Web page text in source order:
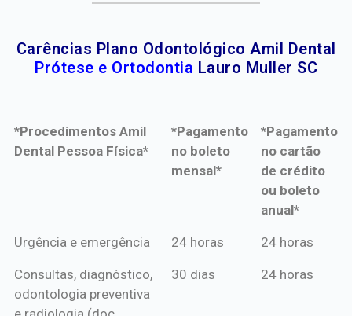
Carências Plano Odontológico Amil Dental
Prótese e Ortodontia Lauro Muller SC
*Procedimentos Amil
Dental Pessoa Física*
*Pagamento
no boleto
mensal*
*Pagamento
no cartão
de crédito
ou boleto
anual*
*Procedimentos Amil
*Pagamento
mensal*
*Pagamento
de crédito
Urgência e emergência 24 horas 24 horas
Consultas, diagnóstico,
odontologia preventiva
30 dias 24 horas